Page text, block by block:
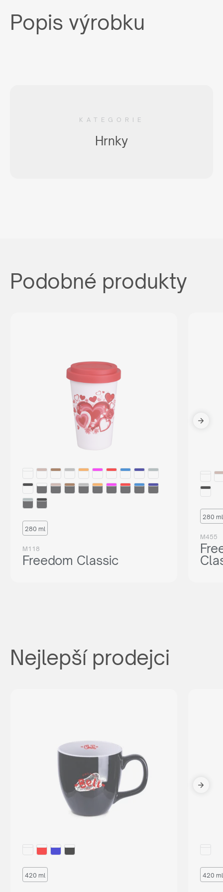
Popis výrobku
KATEGORIE
Hrnky
Podobné produkty
280 ml
M118
Freedom Classic
280 ml
M455
Nejlepší prodejci
420 ml 420 ml